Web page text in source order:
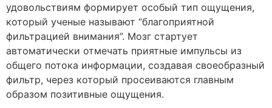
удовольствиям формирует особый тип ощущения,
который ученые называют “благоприятной
фильтрацией внимания”. Мозг стартует
автоматически отмечать приятные импульсы из
общего потока информации, создавая своеобразный
фильтр, через который просеиваются главным
образом позитивные ощущения.